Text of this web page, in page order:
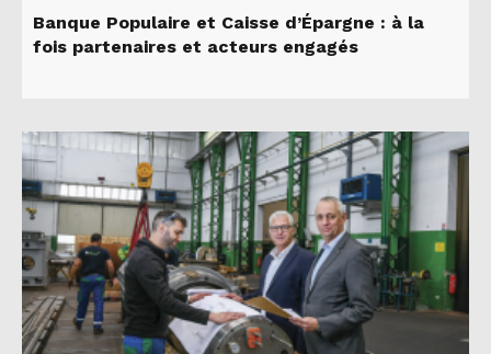
Banque Populaire et Caisse d’Épargne : à la
fois partenaires et acteurs engagés